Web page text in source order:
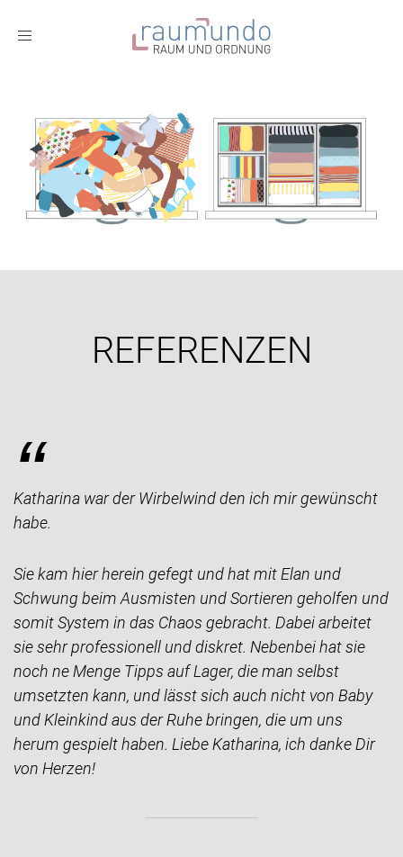
Toggle
REFERENZEN
“
Katharina war der Wirbelwind den ich mir gewünscht
habe.
Sie kam hier herein gefegt und hat mit Elan und
Schwung beim Ausmisten und Sortieren geholfen und
somit System in das Chaos gebracht. Dabei arbeitet
sie sehr professionell und diskret. Nebenbei hat sie
noch ne Menge Tipps auf Lager, die man selbst
umsetzten kann, und lässt sich auch nicht von Baby
und Kleinkind aus der Ruhe bringen, die um uns
herum gespielt haben. Liebe Katharina, ich danke Dir
von Herzen!